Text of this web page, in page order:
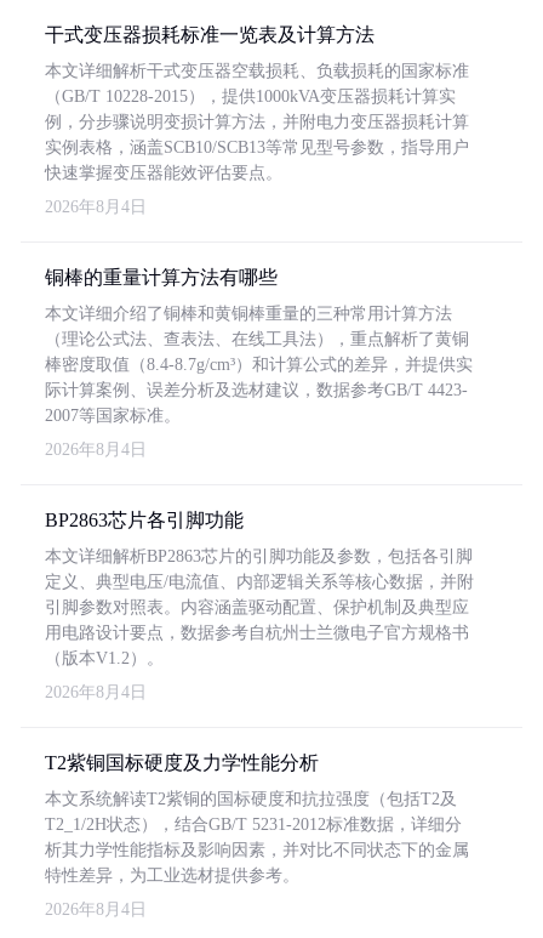
干式变压器损耗标准一览表及计算方法
本文详细解析干式变压器空载损耗、负载损耗的国家标准
（GB/T 10228-2015），提供1000kVA变压器损耗计算实
例，分步骤说明变损计算方法，并附电力变压器损耗计算
实例表格，涵盖SCB10/SCB13等常见型号参数，指导用户
快速掌握变压器能效评估要点。
2026年8月4日
铜棒的重量计算方法有哪些
本文详细介绍了铜棒和黄铜棒重量的三种常用计算方法
（理论公式法、查表法、在线工具法），重点解析了黄铜
棒密度取值（8.4-8.7g/cm³）和计算公式的差异，并提供实
际计算案例、误差分析及选材建议，数据参考GB/T 4423-
2007等国家标准。
2026年8月4日
BP2863芯片各引脚功能
本文详细解析BP2863芯片的引脚功能及参数，包括各引脚
定义、典型电压/电流值、内部逻辑关系等核心数据，并附
引脚参数对照表。内容涵盖驱动配置、保护机制及典型应
用电路设计要点，数据参考自杭州士兰微电子官方规格书
（版本V1.2）。
2026年8月4日
T2紫铜国标硬度及力学性能分析
本文系统解读T2紫铜的国标硬度和抗拉强度（包括T2及
T2_1/2H状态），结合GB/T 5231-2012标准数据，详细分
析其力学性能指标及影响因素，并对比不同状态下的金属
特性差异，为工业选材提供参考。
2026年8月4日